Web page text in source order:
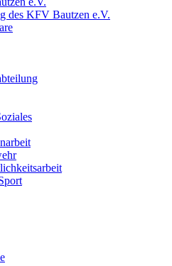
des KFV Bautzen e.V.